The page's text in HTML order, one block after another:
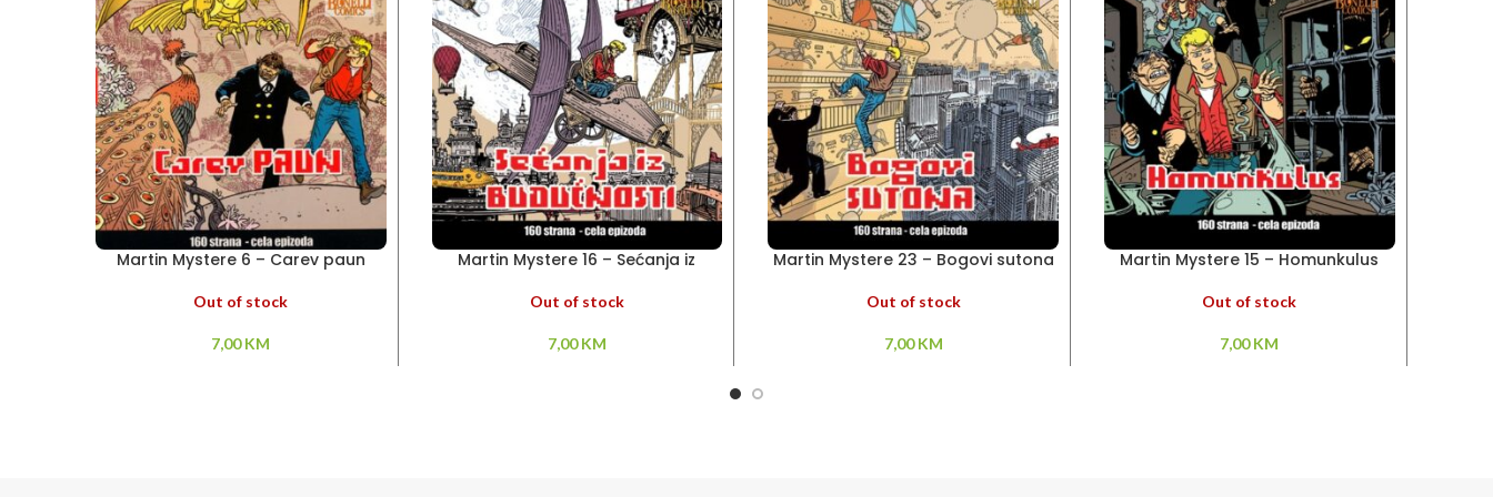
Martin Mystere 6 – Carev paun
Out of stock
7,00KM
Martin Mystere 16 – Sećanja iz
Out of stock
7,00KM
Martin Mystere 23 – Bogovi sutona
Out of stock
7,00KM
Martin Mystere 15 – Homunkulus
Out of stock
7,00KM